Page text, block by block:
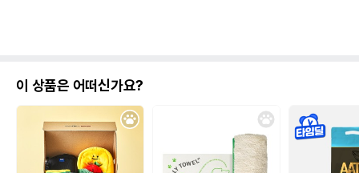
이 상품은 어떠신가요?